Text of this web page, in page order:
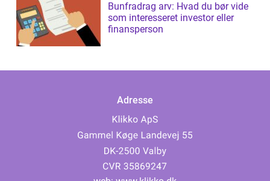
Bunfradrag arv: Hvad du bør vide
som interesseret investor eller
finansperson
Adresse